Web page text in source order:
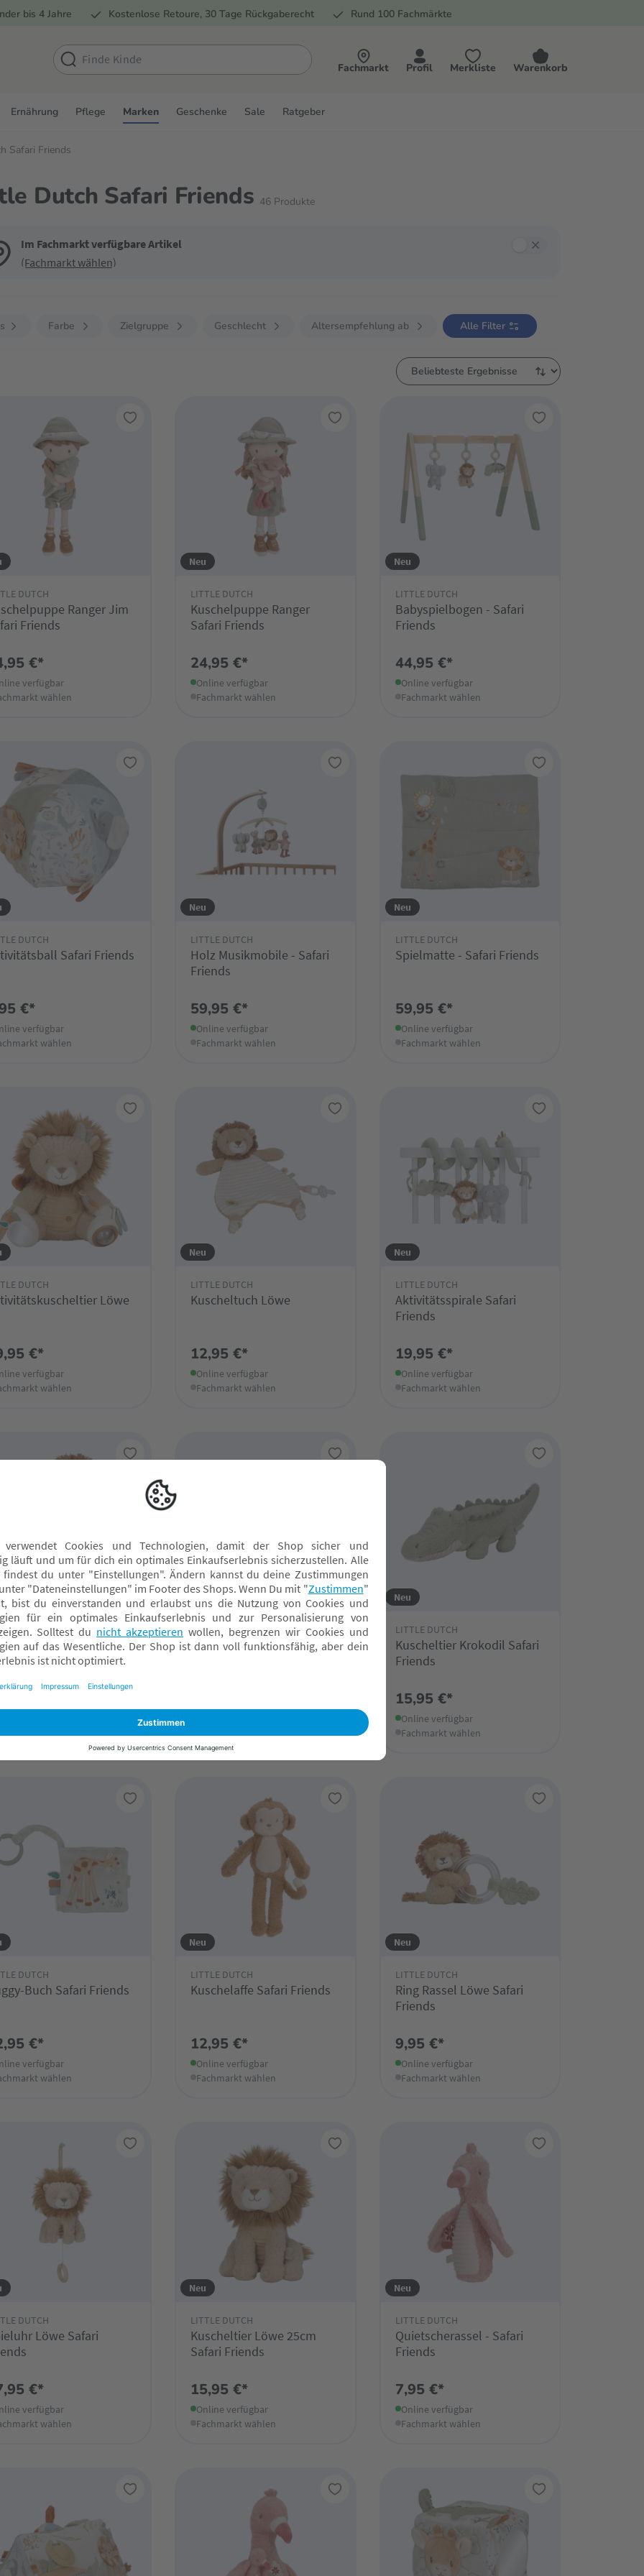
bis 4 Jahre Kostenlose Retoure, 30 Tage Rückgaberecht Rund 100 Fachmärkte
Fachmarkt Profil Merkliste Warenkorb
Ernährung Pflege Marken Geschenke Sale Ratgeber
Safari Friends
Dutch Safari Friends 46 Produkte
Im Fachmarkt verfügbare Artikel
(Fachmarkt wählen)
die Filter, um die Produktliste nach deinen Wünschen einzugrenzen. Du kannst mit der Tab-Taste zwischen den Filtern navigieren und mit Enter
Farbe Zielgruppe Geschlecht Altersempfehlung ab Alle Filter
DUTCH
Ranger Jim
Friends
€*
verfügbar
wählen
Neu
LITTLE DUTCH
Kuschelpuppe Ranger
Safari Friends
24,95 €*
Online verfügbar
Fachmarkt wählen
Neu
LITTLE DUTCH
Babyspielbogen - Safari
Friends
44,95 €*
Online verfügbar
Fachmarkt wählen
DUTCH
Safari Friends
€*
verfügbar
wählen
Neu
LITTLE DUTCH
Holz Musikmobile - Safari
Friends
59,95 €*
Online verfügbar
Fachmarkt wählen
Neu
LITTLE DUTCH
Spielmatte - Safari Friends
59,95 €*
Online verfügbar
Fachmarkt wählen
DUTCH
Löwe
€*
verfügbar
wählen
Neu
LITTLE DUTCH
Kuscheltuch Löwe
12,95 €*
Online verfügbar
Fachmarkt wählen
Neu
LITTLE DUTCH
Aktivitätsspirale Safari
Friends
19,95 €*
Online verfügbar
Fachmarkt wählen
DUTCH
mit Ringen
Friends
wählen
Neu
LITTLE DUTCH
Kinderwagenkette Safari
Fachmarkt wählen
Neu
LITTLE DUTCH
Kuscheltier Krokodil Safari
Friends
15,95 €*
Online verfügbar
Fachmarkt wählen
DUTCH
Buch Safari Friends
€*
verfügbar
wählen
Neu
LITTLE DUTCH
Kuschelaffe Safari Friends
12,95 €*
Online verfügbar
Fachmarkt wählen
Neu
LITTLE DUTCH
Ring Rassel Löwe Safari
Friends
9,95 €*
Online verfügbar
Fachmarkt wählen
DUTCH
Löwe Safari
€*
verfügbar
wählen
Neu
LITTLE DUTCH
Kuscheltier Löwe 25cm
Safari Friends
15,95 €*
Online verfügbar
Fachmarkt wählen
Neu
LITTLE DUTCH
Quietscherassel - Safari
Friends
7,95 €*
Online verfügbar
Fachmarkt wählen